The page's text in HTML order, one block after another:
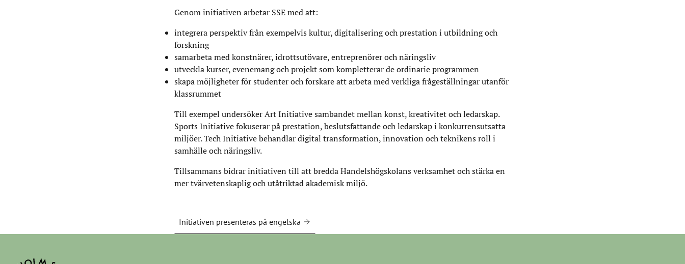
Genom initiativen arbetar SSE med att:
integrera perspektiv från exempelvis kultur, digitalisering och prestation i utbildning och
forskning
samarbeta med konstnärer, idrottsutövare, entreprenörer och näringsliv
utveckla kurser, evenemang och projekt som kompletterar de ordinarie programmen
skapa möjligheter för studenter och forskare att arbeta med verkliga frågeställningar utanför
klassrummet
Till exempel undersöker Art Initiative sambandet mellan konst, kreativitet och ledarskap.
Sports Initiative fokuserar på prestation, beslutsfattande och ledarskap i konkurrensutsatta
miljöer. Tech Initiative behandlar digital transformation, innovation och teknikens roll i
samhälle och näringsliv.
Tillsammans bidrar initiativen till att bredda Handelshögskolans verksamhet och stärka en
mer tvärvetenskaplig och utåtriktad akademisk miljö.
Initiativen presenteras på engelska